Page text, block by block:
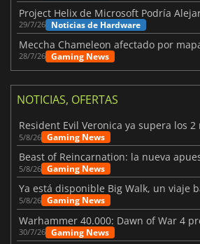
Project Helix de Microsoft Podría
29/7/26 Noticias de Hardware
28/7/26 Gaming News
NOTICIAS, OFERTAS
5/8/26 Gaming News
5/8/26 Gaming News
5/8/26 Gaming News
30/7/26 Gaming News